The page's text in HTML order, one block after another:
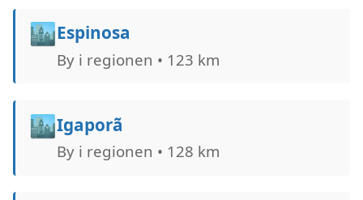
🏙️Espinosa
By i regionen • 123 km
🏙️Igaporã
By i regionen • 128 km